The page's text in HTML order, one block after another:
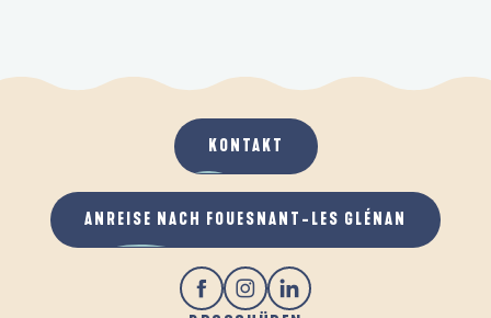
KONTAKT
ANREISE NACH FOUESNANT-LES GLÉNAN